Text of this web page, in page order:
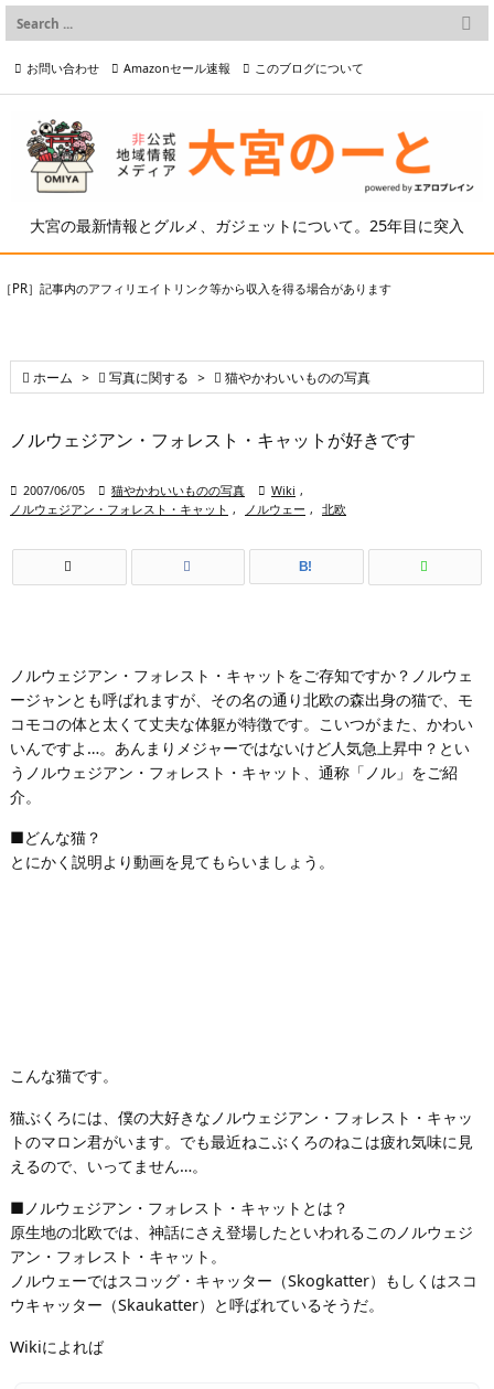
大宮の最新情報とグルメ、ガジェットについて。25年目に突入

メニュー

検索
お問い合わせ Amazonセール速報 このブログについて
プライバシーポリシー等
［PR］記事内のアフィリエイトリンク等から収入を得る場合があります
 ホーム >  写真に関する >  猫やかわいいものの写真
ノルウェジアン・フォレスト・キャットが好きです
 2007/06/05  猫やかわいいものの写真  Wiki ,
ノルウェジアン・フォレスト・キャット , ノルウェー , 北欧
B!
ノルウェジアン・フォレスト・キャットをご存知ですか？ノルウェ
ージャンとも呼ばれますが、その名の通り北欧の森出身の猫で、モ
コモコの体と太くて丈夫な体躯が特徴です。こいつがまた、かわい
いんですよ…。あんまりメジャーではないけど人気急上昇中？とい
うノルウェジアン・フォレスト・キャット、通称「ノル」をご紹
介。
■どんな猫？
とにかく説明より動画を見てもらいましょう。
こんな猫です。
猫ぶくろには、僕の大好きなノルウェジアン・フォレスト・キャッ
トのマロン君がいます。でも最近ねこぶくろのねこは疲れ気味に見
えるので、いってません…。
■ノルウェジアン・フォレスト・キャットとは？
原生地の北欧では、神話にさえ登場したといわれるこのノルウェジ
アン・フォレスト・キャット。
ノルウェーではスコッグ・キャッター（Skogkatter）もしくはスコ
ウキャッター（Skaukatter）と呼ばれているそうだ。
Wikiによれば